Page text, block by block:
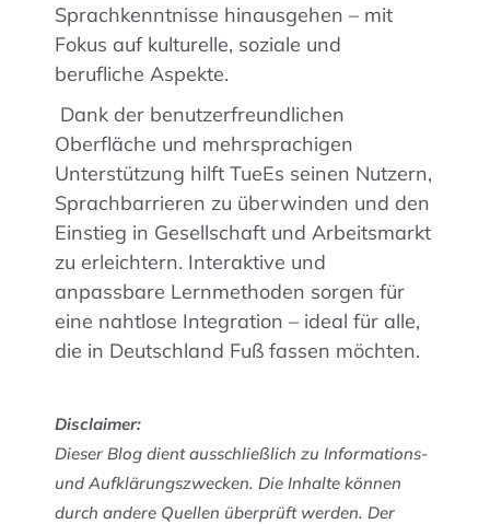
Sprachkenntnisse hinausgehen – mit
Fokus auf kulturelle, soziale und
berufliche Aspekte.
Dank der benutzerfreundlichen
Oberfläche und mehrsprachigen
Unterstützung hilft TueEs seinen Nutzern,
Sprachbarrieren zu überwinden und den
Einstieg in Gesellschaft und Arbeitsmarkt
zu erleichtern. Interaktive und
anpassbare Lernmethoden sorgen für
eine nahtlose Integration – ideal für alle,
die in Deutschland Fuß fassen möchten.
Disclaimer:
Dieser Blog dient ausschließlich zu Informations-
und Aufklärungszwecken. Die Inhalte können
durch andere Quellen überprüft werden. Der